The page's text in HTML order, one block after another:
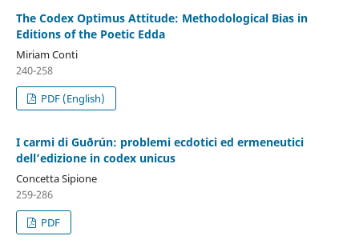
The Codex Optimus Attitude: Methodological Bias in
Editions of the Poetic Edda
Miriam Conti
240-258
PDF (English)
I carmi di Guðrún: problemi ecdotici ed ermeneutici
dell’edizione in codex unicus
Concetta Sipione
259-286
PDF